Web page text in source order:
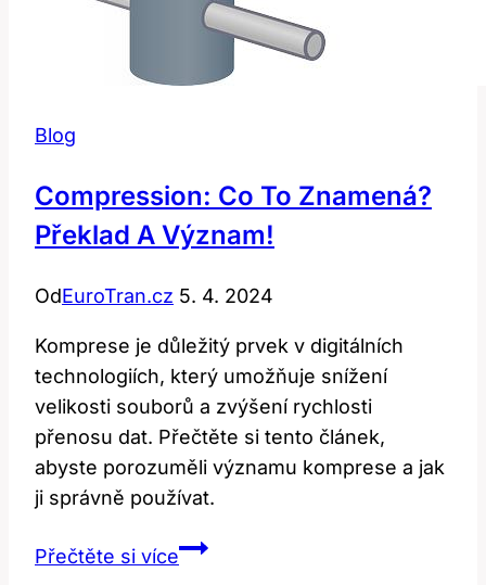
Blog
Compression: Co To Znamená?
Překlad A Význam!
OdEuroTran.cz 5. 4. 2024
Komprese je důležitý prvek v digitálních
technologiích, který umožňuje snížení
velikosti souborů a zvýšení rychlosti
přenosu dat. Přečtěte si tento článek,
abyste porozuměli významu komprese a jak
ji správně používat.
Přečtěte si víceCompression: